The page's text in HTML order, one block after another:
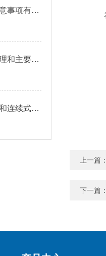
使用氮氧化物检测仪的注意事项有哪些？
氮氧化物检测仪的工作原理和主要具有的功能
氮氧化物检测仪的便携式和连续式分别有哪些特点？
上一篇
下一篇